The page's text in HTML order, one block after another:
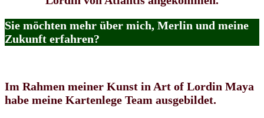
Sie möchten mehr über mich, Merlin und meine
Zukunft erfahren?
Im Rahmen meiner Kunst in Art of Lordin Maya
habe meine Kartenlege Team ausgebildet.